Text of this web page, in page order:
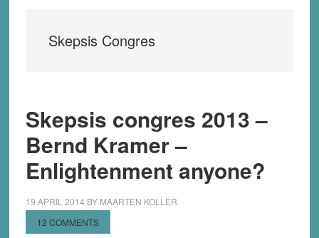
Skepsis Congres
Skepsis congres 2013 –
Bernd Kramer –
Enlightenment anyone?
19 APRIL 2014 BY MAARTEN KOLLER
12 COMMENTS